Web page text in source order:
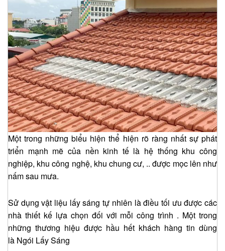
Một trong những biểu hiện thể hiện rõ ràng nhất sự phát
triển mạnh mẽ của nền kinh tế là hệ thống khu công
nghiệp, khu công nghệ, khu chung cư, .. được mọc lên như
nấm sau mưa.
Sử dụng vật liệu lấy sáng tự nhiên là điều tối ưu được các
nhà thiết kế lựa chọn đối với mỗi công trình . Một trong
những thương hiệu được hầu hết khách hàng tin dùng
là Ngói Lấy Sáng